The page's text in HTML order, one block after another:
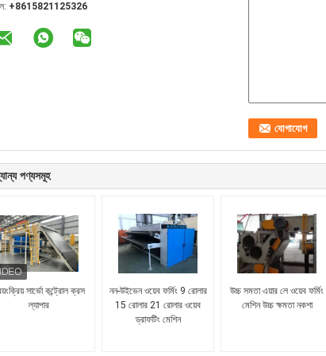
+8615821125326
পণ্যসমূহ
সার্ভো কন্ট্রোল ক্রস
ল্যাপার
নন-উইভেন ওয়েব ফর্মিং 9 রোলার
15 রোলার 21 রোলার ওয়েব
ড্রাফটিং মেশিন
উচ্চ সমতা এয়ার লে ওয়েব ফর্মিং
মেশিন উচ্চ ক্ষমতা নকশা